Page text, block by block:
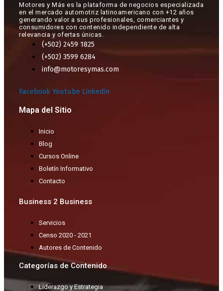
Motores y Más es la plataforma de negocios especializada
en el mercado automotriz latinoamericano con +12 años
generando valor a sus profesionales, comerciantes y
consumidores con contenido independiente de alta
relevancia y ofertas únicas.​
(+502) 2459 1825
(+502) 3599 6284
info@motoresymas.com
Facebook Youtube Linkedin
Mapa del Sitio
Inicio
Blog
Cursos Online
Boletín Informativo
Contacto
Business 2 Business
Servicios
Censo 2020 - 2021
Autores de Contenido
Categorías de Contenido
Liderazgo y Estrategia